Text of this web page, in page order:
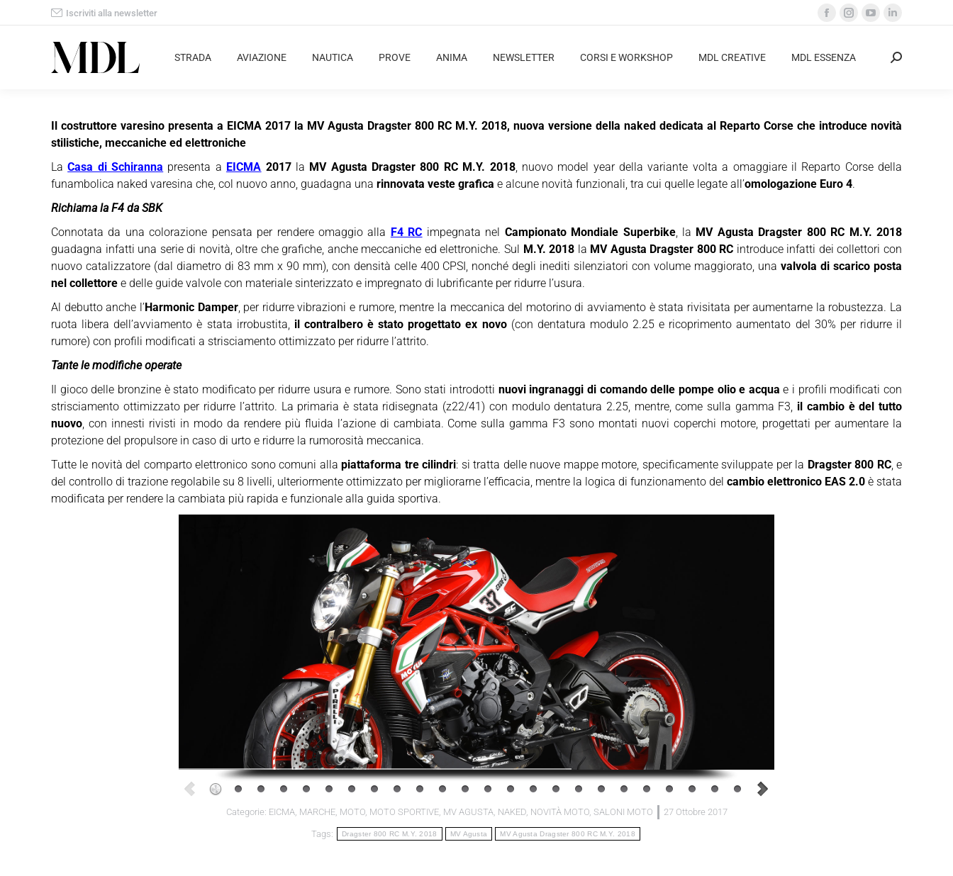
Iscriviti alla newsletter
Facebook
opens
Instagram
opens
YouTube
opens
Linkedin
opens
STRADA AVIAZIONE NAUTICA PROVE ANIMA NEWSLETTER CORSI E WORKSHOP MDL CREATIVE MDL ESSENZA Cerca:
Il costruttore varesino presenta a EICMA 2017 la MV Agusta Dragster 800 RC M.Y. 2018, nuova versione della naked dedicata al Reparto Corse che introduce novità
stilistiche, meccaniche ed elettroniche
LaCasa di Schiranna presenta a EICMA 2017la MV Agusta Dragster 800 RC M.Y. 2018, nuovo model year della variante volta a omaggiare il Reparto Corse della
funambolica naked varesina che, col nuovo anno, guadagna una rinnovata veste grafica e alcune novità funzionali, tra cui quelle legate all’omologazione Euro 4.
Richiama la F4 da SBK
Connotata da una colorazione pensata per rendere omaggio alla F4 RC impegnata nel Campionato Mondiale Superbike, la MV Agusta Dragster 800 RC M.Y. 2018
guadagna infatti una serie di novità, oltre che grafiche, anche meccaniche ed elettroniche. Sul M.Y. 2018 la MV Agusta Dragster 800 RC introduce infatti dei collettori con
nuovo catalizzatore (dal diametro di 83 mm x 90 mm), con densità celle 400 CPSI, nonché degli inediti silenziatori con volume maggiorato, unavalvola di scarico posta
nel collettore e delle guide valvole con materiale sinterizzato e impregnato di lubrificante per ridurre l’usura.
Al debutto anche l’Harmonic Damper, per ridurre vibrazioni e rumore, mentre la meccanica del motorino di avviamento è stata rivisitata per aumentarne la robustezza. La
ruota libera dell’avviamento è stata irrobustita, il contralbero è stato progettato ex novo(con dentatura modulo 2.25 e ricoprimento aumentato del 30% per ridurre il
rumore) con profili modificati a strisciamento ottimizzato per ridurre l’attrito.
Tante le modifiche operate
Il gioco delle bronzine è stato modificato per ridurre usura e rumore. Sono stati introdotti nuovi ingranaggi di comando delle pompe olio e acqua e i profili modificati con
strisciamento ottimizzato per ridurre l’attrito. La primaria è stata ridisegnata (z22/41) con modulo dentatura 2.25, mentre, come sulla gamma F3, il cambio è del tutto
nuovo, con innesti rivisti in modo da rendere più fluida l’azione di cambiata. Come sulla gamma F3 sono montati nuovi coperchi motore, progettati per aumentare la
protezione del propulsore in caso di urto e ridurre la rumorosità meccanica.
Tutte le novità del comparto elettronico sono comuni allapiattaforma tre cilindri: si tratta delle nuove mappe motore, specificamente sviluppate per la Dragster 800 RC, e
del controllo di trazione regolabile su 8 livelli, ulteriormente ottimizzato per migliorarne l’efficacia, mentre la logica di funzionamento del cambio elettronico EAS 2.0 è stata
modificata per rendere la cambiata più rapida e funzionale alla guida sportiva.
Categorie: EICMA, MARCHE, MOTO, MOTO SPORTIVE, MV AGUSTA, NAKED, NOVITÀ MOTO, SALONI MOTO 27 Ottobre 2017
Tags: Dragster 800 RC M.Y. 2018 MV Agusta MV Agusta Dragster 800 RC M.Y. 2018